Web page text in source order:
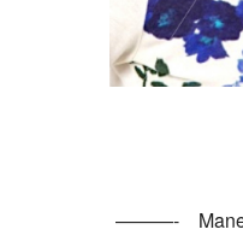
———-